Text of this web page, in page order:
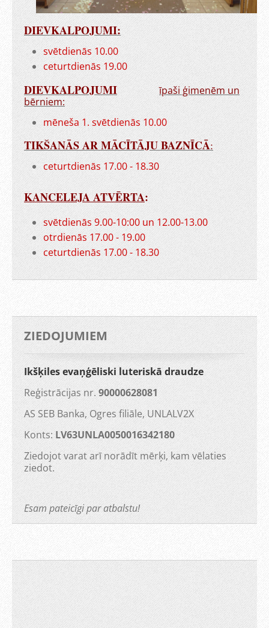
DIEVKALPOJUMI:
svētdienās 10.00
ceturtdienās 19.00
DIEVKALPOJUMI
īpaši ģimenēm un
bērniem:
mēneša 1. svētdienās 10.00
TIKŠANĀS AR MĀCĪTĀJU BAZNĪCĀ:
ceturtdienās 17.00 - 18.30
KANCELEJA ATVĒRTA:
svētdienās 9.00-10:00 un 12.00-13.00
otrdienās 17.00 - 19.00
ceturtdienās 17.00 - 18.30
ZIEDOJUMIEM
Ikšķiles evaņģēliski luteriskā draudze
Reģistrācijas nr. 90000628081
AS SEB Banka, Ogres filiāle, UNLALV2X
Konts: LV63UNLA0050016342180
Ziedojot varat arī norādīt mērķi, kam vēlaties
ziedot.
Esam pateicīgi par atbalstu!